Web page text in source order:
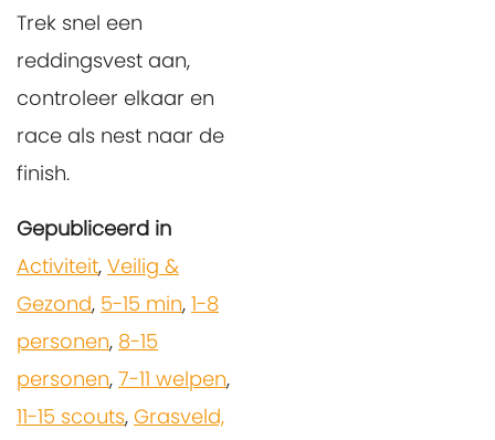
Trek snel een
reddingsvest aan,
controleer elkaar en
race als nest naar de
finish.
Gepubliceerd in
Activiteit, Veilig &
Gezond, 5-15 min, 1-8
personen, 8-15
personen, 7-11 welpen,
11-15 scouts, Grasveld,